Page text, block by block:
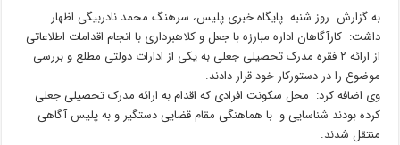
به گزارش روز شنبه پایگاه خبری پلیس، سرهنگ محمد نادربیگی اظهار
داشت: کارآگاهان اداره مبارزه با جعل و کلاهبرداری با انجام اقدامات اطلاعاتی
از ارائه ۲ فقره مدرک تحصیلی جعلی به یکی از ادارات دولتی مطلع و بررسی
موضوع را در دستورکار خود قرار دادند.
وی اضافه کرد: محل سکونت افرادی که اقدام به ارائه مدرک تحصیلی جعلی
کرده بودند شناسایی و با هماهنگی مقام قضایی دستگیر و به پلیس آگاهی
منتقل شدند.